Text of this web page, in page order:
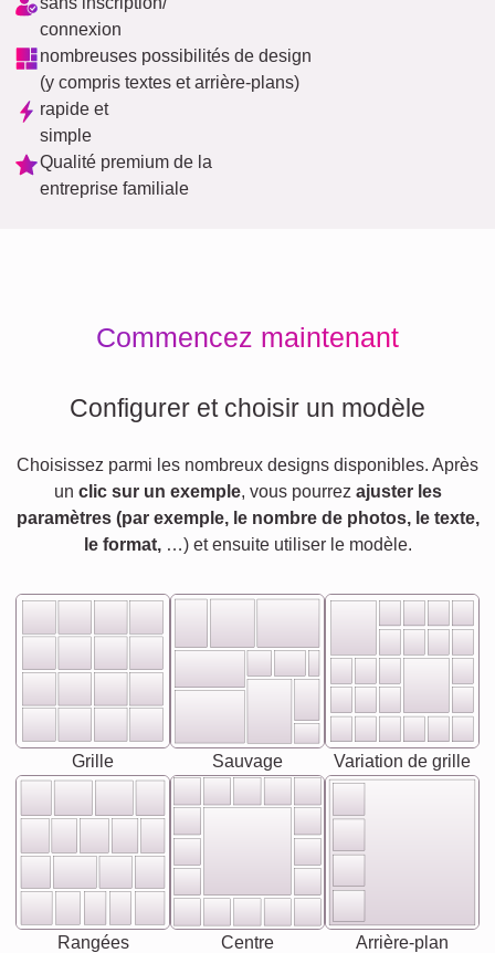
connexion
nombreuses possibilités de design
(y compris textes et arrière-plans)
rapide et
simple
Qualité premium de la
entreprise familiale
Commencez maintenant
Configurer et choisir un modèle
Choisissez parmi les nombreux designs disponibles. Après
un clic sur un exemple, vous pourrez ajuster les
paramètres (par exemple, le nombre de photos, le texte,
le format,…) et ensuite utiliser le modèle.
Grille Sauvage Variation de grille
Rangées Centre Arrière-plan